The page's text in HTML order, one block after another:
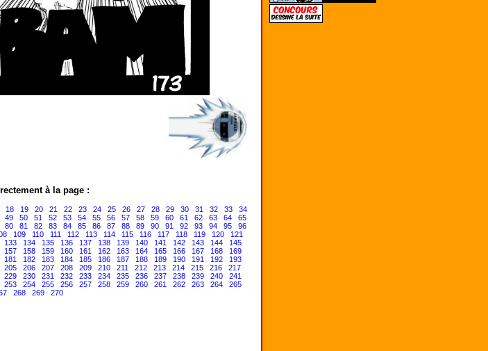
à la page :
18 19 20 21 22 23 24 25 26 27 28 29 30 31 32 33
34
49 50 51 52 53 54 55 56 57 58 59 60 61 62 63 64
65
80 81 82 83 84 85 86 87 88 89 90 91 92 93 94 95
96
109 110 111 112 113 114 115 116 117 118 119 120
121
133 134 135 136 137 138 139 140 141 142 143 144
145
157 158 159 160 161 162 163 164 165 166 167 168
169
181 182 183 184 185 186 187 188 189 190 191 192
193
205 206 207 208 209 210 211 212 213 214 215 216
217
229 230 231 232 233 234 235 236 237 238 239 240
241
253 254 255 256 257 258 259 260 261 262 263 264
265
268 269 270